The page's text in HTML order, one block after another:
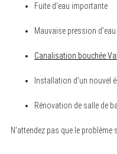
Fuite d’eau importante
Mauvaise pression d’eau
Canalisation bouchée
Installation d’un nouvel
Rénovation de salle de
N’attendez pas que le problème